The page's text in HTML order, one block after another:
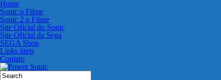
Home
Sonic o Filme
Sonic 2 o Filme
Site Oficial do Sonic
Site Oficial da Sega
SEGA Shop
Links úteis
Contato